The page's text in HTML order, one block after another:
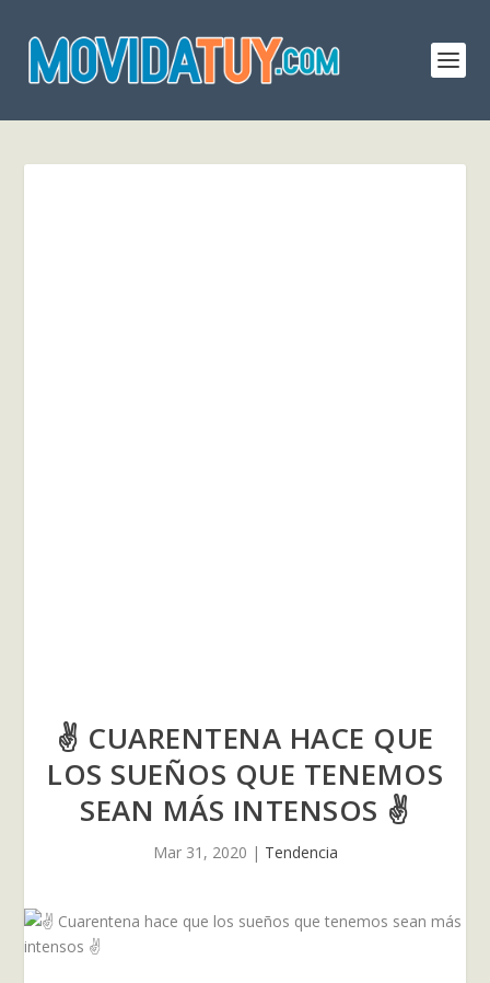
✌ CUARENTENA HACE QUE
LOS SUEÑOS QUE TENEMOS
SEAN MÁS INTENSOS ✌
Mar 31, 2020 | Tendencia